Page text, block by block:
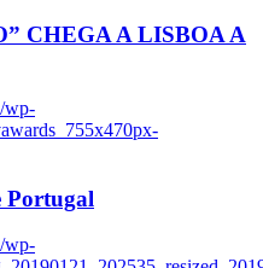
CHEGA A LISBOA A
wp-
Portugal
wp-